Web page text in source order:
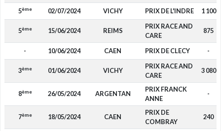
5ème 02/07/2024 VICHY PRIX DE L'INDRE 1 100
5ème 15/06/2024 REIMS
PRIX RACE AND
CARE
875
- 10/06/2024 CAEN PRIX DE CLECY -
3ème 01/06/2024 VICHY
PRIX RACE AND
CARE
3 080
8ème 26/05/2024 ARGENTAN
PRIX FRANCK
ANNE
-
7ème 18/05/2024 CAEN
PRIX DE
COMBRAY
240